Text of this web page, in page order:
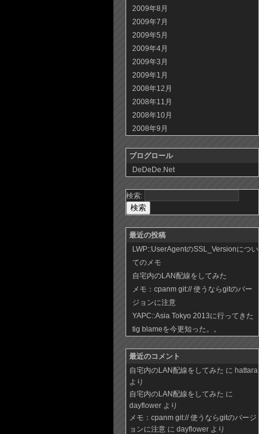
2009年8月
2009年7月
2009年5月
2009年4月
2009年3月
2009年1月
2008年12月
2008年11月
2008年10月
2008年9月
ブログロール
DeDeDe.Net
検索:
最近の投稿
LWP::UserAgentのSSL_Versionについ
てのメモ
自宅内のLAN配線をしてみた
メモ：cpanm git:// 使うならgitのバー
ジョンに注意
YAPC::Asia Tokyo 2013に行ってきた
tig blameを今更知った。。
最近のコメント
自宅内のLAN配線をしてみた に hattara
より
自宅内のLAN配線をしてみた に
dayflower より
メモ：cpanm git:// 使うならgitのバージ
ョンに注意 に dayflower より